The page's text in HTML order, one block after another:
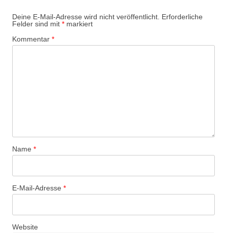
Deine E-Mail-Adresse wird nicht veröffentlicht. Erforderliche
Felder sind mit * markiert
Kommentar *
Name *
E-Mail-Adresse *
Website